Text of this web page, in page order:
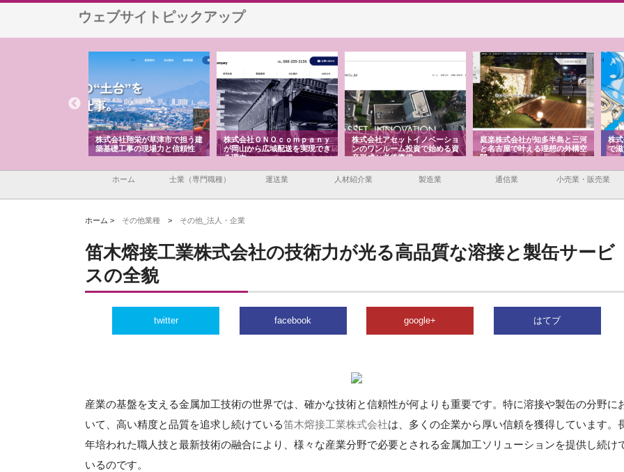
ウェブサイトピックアップ
株式会社翔栄が草津市で担う建
築基礎工事の現場力と信頼性
株式会社ＯＮＯｃｏｍｐａｎｙ
が岡山から広域配送を実現でき
る理由
株式会社アセットイノベーショ
ンのワンルーム投資で始める資
産形成と老後準備
庭楽株式会社が知多半島と三河
と名古屋で叶える理想の外構空
間
株
で
ホーム 士業（専門職種） 運送業 人材紹介業 製造業 通信業 小売業・販売業
ホーム > その他業種 > その他_法人・企業
笛木熔接工業株式会社の技術力が光る高品質な溶接と製缶サービ
スの全貌
twitter facebook google+ はてブ
産業の基盤を支える金属加工技術の世界では、確かな技術と信頼性が何よりも重要です。特に溶接や製缶の分野に
いて、高い精度と品質を追求し続けている笛木熔接工業株式会社は、多くの企業から厚い信頼を獲得しています。
年培われた職人技と最新技術の融合により、様々な産業分野で必要とされる金属加工ソリューションを提供し続け
いるのです。